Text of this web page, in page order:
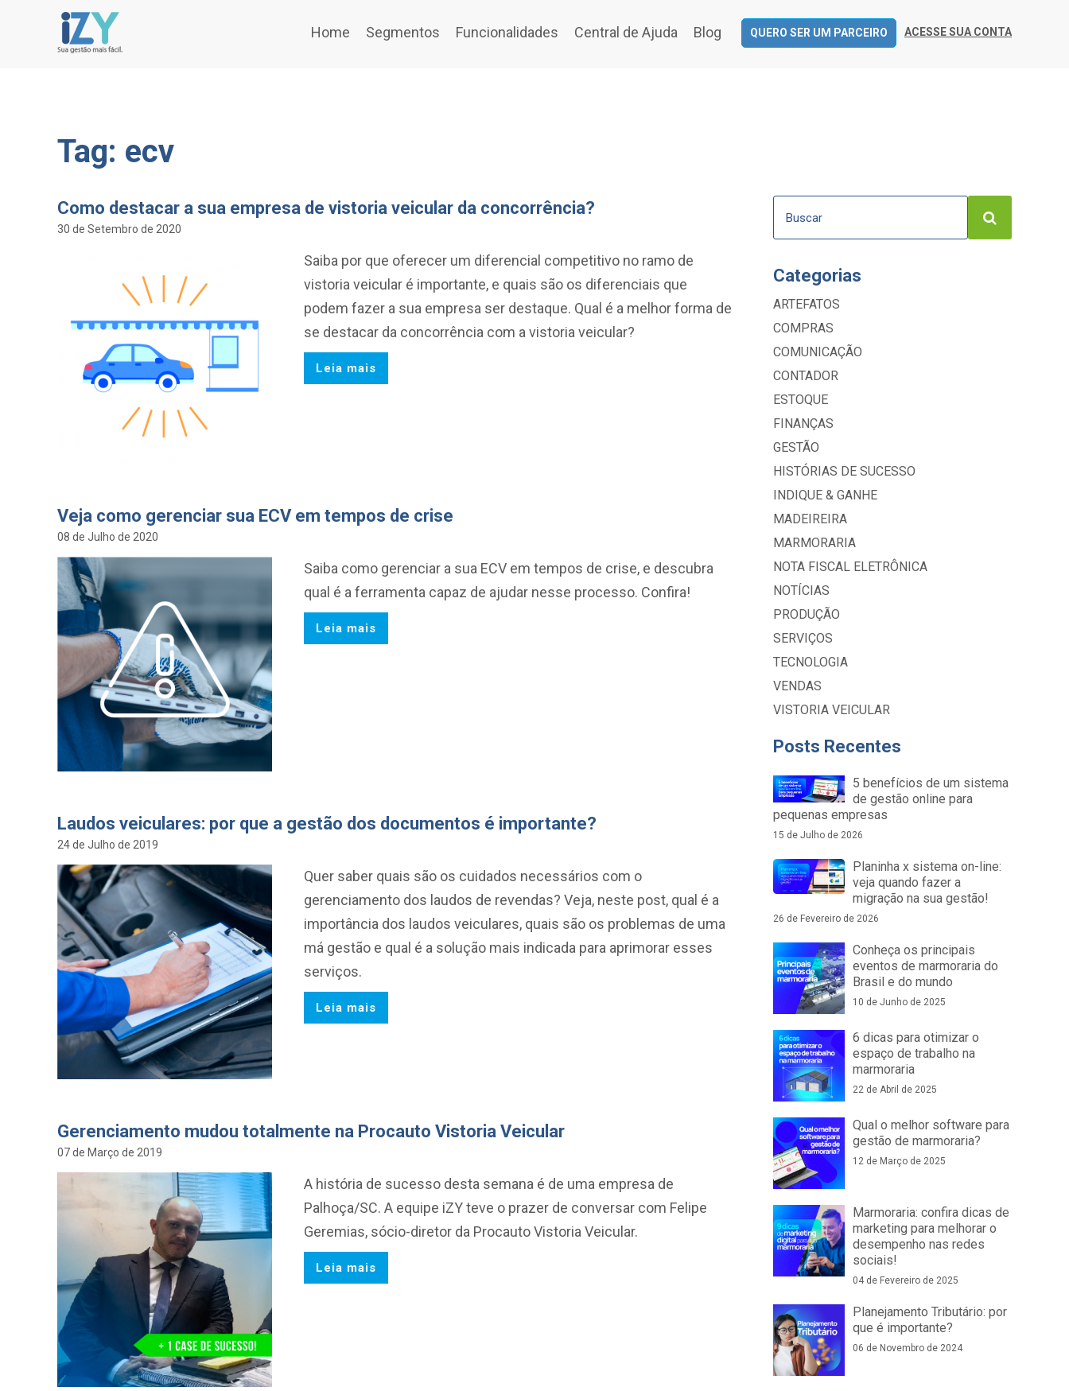
Home Segmentos Funcionalidades Central de Ajuda Blog QUERO SER UM PARCEIRO ACESSE SUA CONTA
Tag: ecv
Como destacar a sua empresa de vistoria veicular da concorrência?
30 de Setembro de 2020
Saiba por que oferecer um diferencial competitivo no ramo de
vistoria veicular é importante, e quais são os diferenciais que
podem fazer a sua empresa ser destaque. Qual é a melhor forma de
se destacar da concorrência com a vistoria veicular?
Leia mais
Veja como gerenciar sua ECV em tempos de crise
08 de Julho de 2020
Saiba como gerenciar a sua ECV em tempos de crise, e descubra
qual é a ferramenta capaz de ajudar nesse processo. Confira!
Leia mais
Laudos veiculares: por que a gestão dos documentos é importante?
24 de Julho de 2019
Quer saber quais são os cuidados necessários com o
gerenciamento dos laudos de revendas? Veja, neste post, qual é a
importância dos laudos veiculares, quais são os problemas de uma
má gestão e qual é a solução mais indicada para aprimorar esses
serviços.
Leia mais
Gerenciamento mudou totalmente na Procauto Vistoria Veicular
07 de Março de 2019
A história de sucesso desta semana é de uma empresa de
Palhoça/SC. A equipe iZY teve o prazer de conversar com Felipe
Geremias, sócio-diretor da Procauto Vistoria Veicular.
Leia mais
Categorias
ARTEFATOS
COMPRAS
COMUNICAÇÃO
CONTADOR
ESTOQUE
FINANÇAS
GESTÃO
HISTÓRIAS DE SUCESSO
INDIQUE & GANHE
MADEIREIRA
MARMORARIA
NOTA FISCAL ELETRÔNICA
NOTÍCIAS
PRODUÇÃO
SERVIÇOS
TECNOLOGIA
VENDAS
VISTORIA VEICULAR
Posts Recentes
5 benefícios de um sistema
de gestão online para
pequenas empresas
15 de Julho de 2026
Planinha x sistema on-line:
veja quando fazer a
migração na sua gestão!
26 de Fevereiro de 2026
Conheça os principais
eventos de marmoraria do
Brasil e do mundo
10 de Junho de 2025
6 dicas para otimizar o
espaço de trabalho na
marmoraria
22 de Abril de 2025
Qual o melhor software para
gestão de marmoraria?
12 de Março de 2025
Marmoraria: confira dicas de
marketing para melhorar o
desempenho nas redes
sociais!
04 de Fevereiro de 2025
Planejamento Tributário: por
que é importante?
06 de Novembro de 2024